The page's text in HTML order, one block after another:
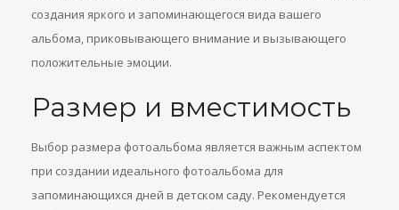
создания яркого и запоминающегося вида вашего
альбома, приковывающего внимание и вызывающего
положительные эмоции.
Размер и вместимость
Выбор размера фотоальбома является важным аспектом
при создании идеального фотоальбома для
запоминающихся дней в детском саду. Рекомендуется